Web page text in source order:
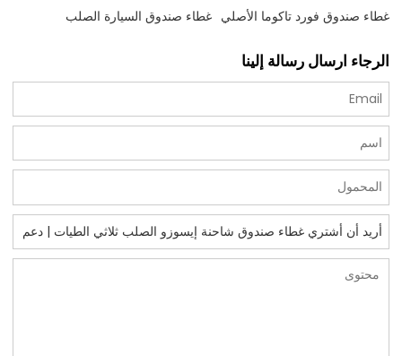
غطاء صندوق فورد تاكوما الأصلي غطاء صندوق السيارة الصلب
الرجاء ارسال رسالة إلينا